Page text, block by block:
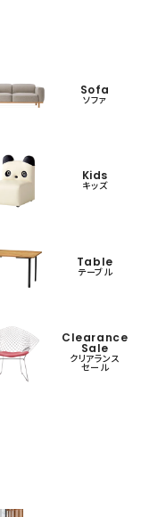
Sofa
ソファ
Kids
キッズ
Table
テーブル
Clearance
Sale
クリアランス
セール